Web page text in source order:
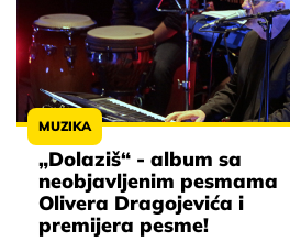
MUZIKA
„Dolaziš“ - album sa
neobjavljenim pesmama
Olivera Dragojevića i
premijera pesme!